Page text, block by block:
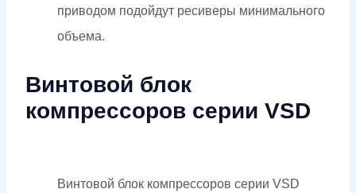
приводом подойдут ресиверы минимального
объема.
Винтовой блок
компрессоров серии VSD
Винтовой блок компрессоров серии VSD